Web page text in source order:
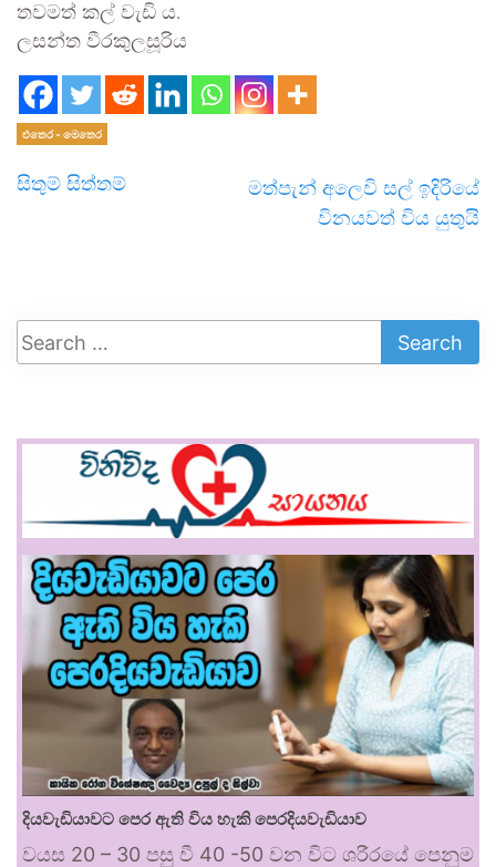
තවමත් කල් වැඩි ය.
ලසන්ත වීරකුලසූරිය
එතෙර - මෙතෙර
සිතුම් සිත්තම්
මත්පැන් අලෙවි සල් ඉදිරියේ
විනයවත් විය යුතුයි
දියවැඩියාවට පෙර ඇති විය හැකි පෙරදියවැඩියාව
වයස 20 – 30 පසු වී 40 -50 වන විට ශරීරයේ පෙනුම